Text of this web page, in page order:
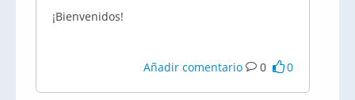
¡Bienvenidos!
Añadir comentario 0 0